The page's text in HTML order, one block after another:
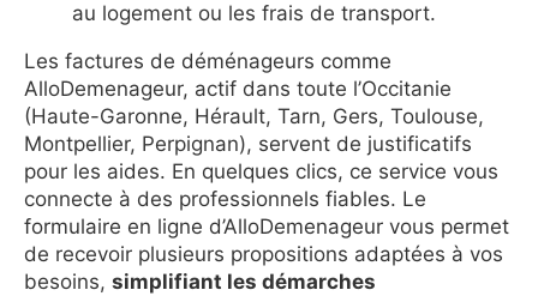
au logement ou les frais de transport.
Les factures de déménageurs comme
AlloDemenageur, actif dans toute l’Occitanie
(Haute-Garonne, Hérault, Tarn, Gers, Toulouse,
Montpellier, Perpignan), servent de justificatifs
pour les aides. En quelques clics, ce service vous
connecte à des professionnels fiables. Le
formulaire en ligne d’AlloDemenageur vous permet
de recevoir plusieurs propositions adaptées à vos
besoins, simplifiant les démarches